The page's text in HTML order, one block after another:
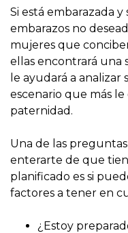
Si está embarazada y
embarazos no
mujeres que
ellas encontrará una
le ayudará a analizar
escenario que más
paternidad.
Una de las
enterarte de que
planificado es si
factores a tener en
¿Estoy